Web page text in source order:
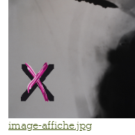
image-affiche.jpg